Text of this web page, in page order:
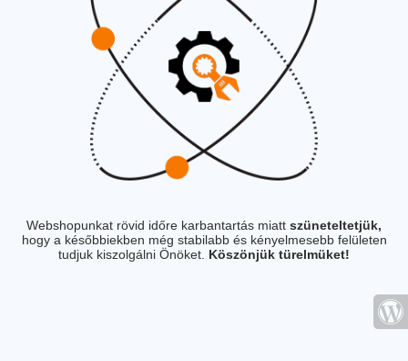
Webshopunkat rövid időre karbantartás miatt szüneteltetjük,
hogy a későbbiekben még stabilabb és kényelmesebb felületen
tudjuk kiszolgálni Önöket. Köszönjük türelmüket!